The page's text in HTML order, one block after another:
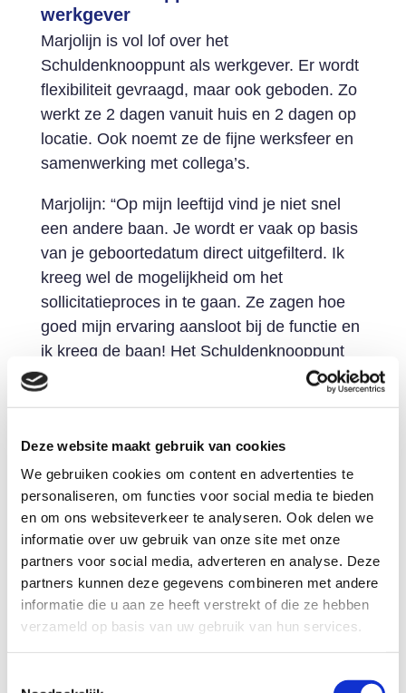
Deze website maakt gebruik van cookies
We gebruiken cookies om content en advertenties te
personaliseren, om functies voor social media te bieden
en om ons websiteverkeer te analyseren. Ook delen we
informatie over uw gebruik van onze site met onze
partners voor social media, adverteren en analyse. Deze
partners kunnen deze gegevens combineren met andere
informatie die u aan ze heeft verstrekt of die ze hebben
verzameld op basis van uw gebruik van hun services.
werkgever
Marjolijn is vol lof over het
Schuldenknooppunt als werkgever. Er wordt
flexibiliteit gevraagd, maar ook geboden. Zo
werkt ze 2 dagen vanuit huis en 2 dagen op
locatie. Ook noemt ze de fijne werksfeer en
samenwerking met collega’s.
Marjolijn: “Op mijn leeftijd vind je niet snel
een andere baan. Je wordt er vaak op basis
van je geboortedatum direct uitgefilterd. Ik
kreeg wel de mogelijkheid om het
sollicitatieproces in te gaan. Ze zagen hoe
goed mijn ervaring aansloot bij de functie en
ik kreeg de baan! Het Schuldenknooppunt
laat hiermee zien echt een inclusieve
werkgever te zijn. Ik heb het heel erg naar
Marjolijn neemt het stokje over van Yvette
Werkman. We bedanken Yvette voor haar
inzet en de fijne samenwerking en wensen
Marjolijn veel werkplezier toe!
Ook solliciteren bij het
Schuldenknooppunt?
Werken bij het Schuldenknooppunt betekent
werken in een organisatie die zich snel